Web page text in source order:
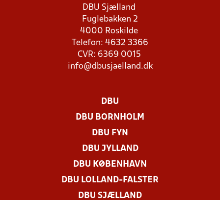
DBU Sjælland
Fuglebakken 2
4000 Roskilde
Telefon: 4632 3366
CVR: 6369 0015
info@dbusjaelland.dk
DBU
DBU BORNHOLM
DBU FYN
DBU JYLLAND
DBU KØBENHAVN
DBU LOLLAND-FALSTER
DBU SJÆLLAND